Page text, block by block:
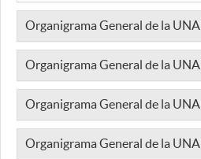
Organigrama General de la
Organigrama General de la
Organigrama General de la
Organigrama General de la